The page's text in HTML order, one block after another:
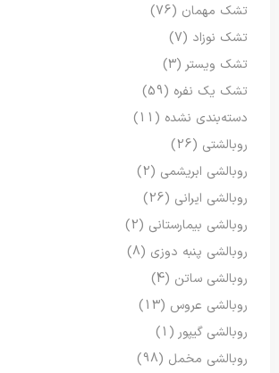
تشک مهمان (76)
تشک نوزاد (7)
تشک ویستر (3)
تشک یک نفره (59)
دسته‌بندی نشده (11)
روبالشتی (26)
روبالشی ابریشمی (2)
روبالشی ایرانی (26)
روبالشی بیمارستانی (2)
روبالشی پنبه دوزی (8)
روبالشی ساتن (4)
روبالشی عروس (13)
روبالشی گیپور (1)
روبالشی مخمل (98)